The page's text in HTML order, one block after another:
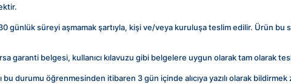
günlük süreyi aşmamak şartıyla, kişi ve/veya kuruluşa teslim edilir. Ürün
garanti belgesi, kullanıcı kılavuzu gibi belgelere uygun olarak tam olarak
bu durumu öğrenmesinden itibaren 3 gün içinde alıcıya yazılı olarak